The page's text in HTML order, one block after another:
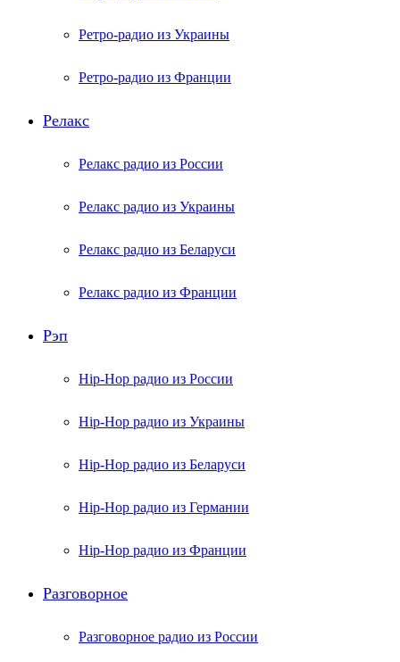
Ретро-радио из Украины
Ретро-радио из Франции
Релакс
Релакс радио из России
Релакс радио из Украины
Релакс радио из Беларуси
Релакс радио из Франции
Рэп
Hip-Hop радио из России
Hip-Hop радио из Украины
Hip-Hop радио из Беларуси
Hip-Hop радио из Германии
Hip-Hop радио из Франции
Разговорное
Разговорное радио из России